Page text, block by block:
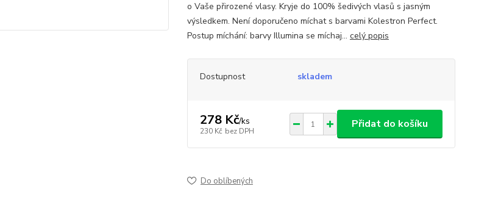
o Vaše přirozené vlasy. Kryje do 100% šedivých vlasů s jasným
výsledkem. Není doporučeno míchat s barvami Kolestron Perfect.
Postup míchání: barvy Illumina se míchaj... celý popis
Dostupnost skladem
278 Kč/ks
230 Kč bez DPH
Přidat do košíku
Do oblíbených